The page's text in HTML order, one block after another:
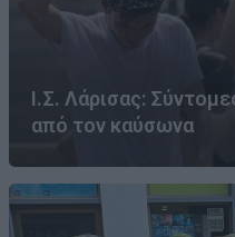
Ι.Σ. Λάρισας:
από τον καύσωνα